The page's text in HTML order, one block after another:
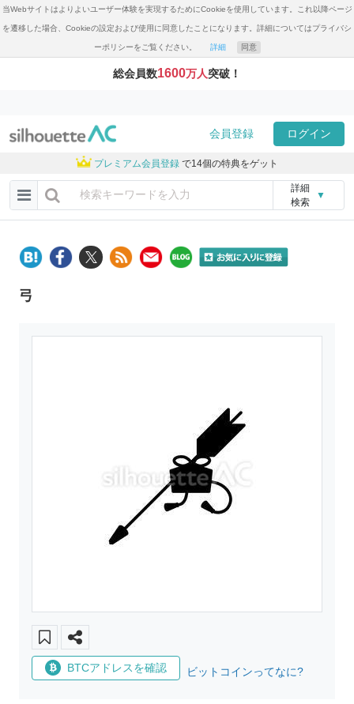
当Webサイトはよりよいユーザー体験を実現するためにCookieを使用しています。これ以降ページ
を遷移した場合、Cookieの設定および使用に同意したことになります。詳細についてはプライバシ
ーポリシーをご覧ください。 詳細 同意
総会員数1600万人突破！
会員登録 ログイン
プレミアム会員登録 で14個の特典をゲット
詳細
検索
▼
弓
BTCアドレスを確認 ビットコインってなに?